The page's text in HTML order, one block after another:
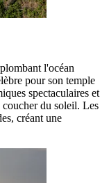
l'océan
pour son temple
spectaculaires et
coucher du soleil. Les
créant une